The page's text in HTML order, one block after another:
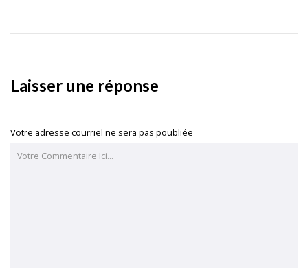
Laisser une réponse
Votre adresse courriel ne sera pas poubliée